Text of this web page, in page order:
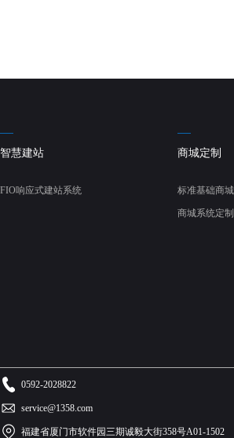
智慧建站
FIO响应式建站系统
商城定制
标准基础商城
商城系统定制
0592-2028822
service@1358.com
福建省厦门市软件园三期诚毅大街358号A01-1502